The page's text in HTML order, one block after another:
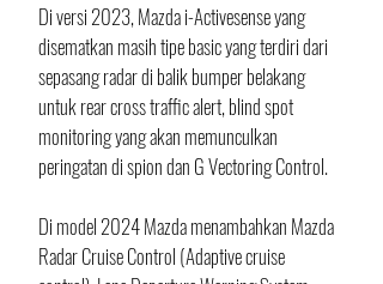
Di versi 2023, Mazda i-Activesense yang
disematkan masih tipe basic yang terdiri dari
sepasang radar di balik bumper belakang
untuk rear cross traffic alert, blind spot
monitoring yang akan memunculkan
peringatan di spion dan G Vectoring Control.
Di model 2024 Mazda menambahkan Mazda
Radar Cruise Control (Adaptive cruise